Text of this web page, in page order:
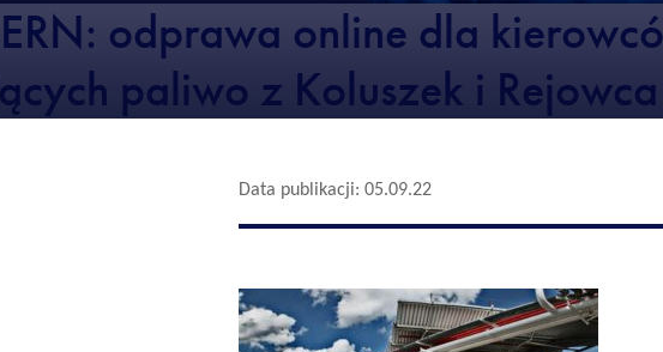
odprawa online dla
paliwo z Koluszek i Rejowca
Data publikacji: 05.09.22